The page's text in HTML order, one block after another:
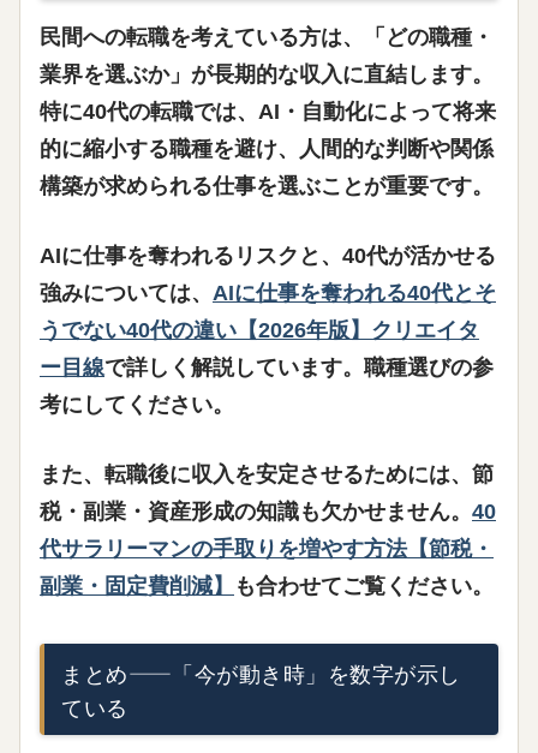
民間への転職を考えている方は、「どの職種・
業界を選ぶか」が長期的な収入に直結します。
特に40代の転職では、 AI・自動化によって将来
的に縮小する職種を避け、人間的な判断や関係
構築が求められる仕事を選ぶことが重要です。
AIに仕事を奪われるリスクと、40代が活かせる
強みについては、 AIに仕事を奪われる40代とそ
うでない40代の違い【2026年版】クリエイタ
ー目線で詳しく解説しています。職種選びの参
考にしてください。
また、転職後に収入を安定させるためには、節
税・副業・資産形成の知識も欠かせません。 40
代サラリーマンの手取りを増やす方法【節税・
副業・固定費削減】
も合わせてご覧ください。
まとめ——「今が動き時」を数字が示し
ている